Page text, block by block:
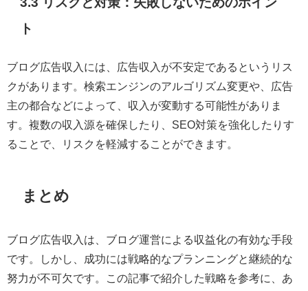
ト
ブログ広告収入には、広告収入が不安定であるというリス
クがあります。検索エンジンのアルゴリズム変更や、広告
主の都合などによって、収入が変動する可能性がありま
す。複数の収入源を確保したり、SEO対策を強化したりす
ることで、リスクを軽減することができます。
まとめ
ブログ広告収入は、ブログ運営による収益化の有効な手段
です。しかし、成功には戦略的なプランニングと継続的な
努力が不可欠です。この記事で紹介した戦略を参考に、あ